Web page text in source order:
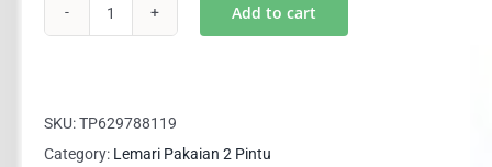
Olympic
2
Add to cart
SKU:TP629788119
Category: Lemari Pakaian 2 Pintu